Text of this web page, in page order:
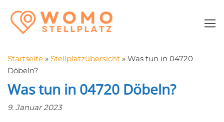
Inhalt
springen
in der Nähe
Startseite » Stellplatzübersicht » Was tun in 04720
Döbeln?
Was tun in 04720 Döbeln?
9. Januar 2023